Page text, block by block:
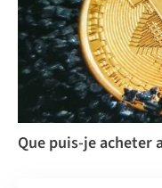
Que puis-je acheter